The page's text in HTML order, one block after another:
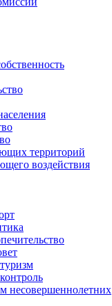
территорий
воздействия
несовершеннолетних